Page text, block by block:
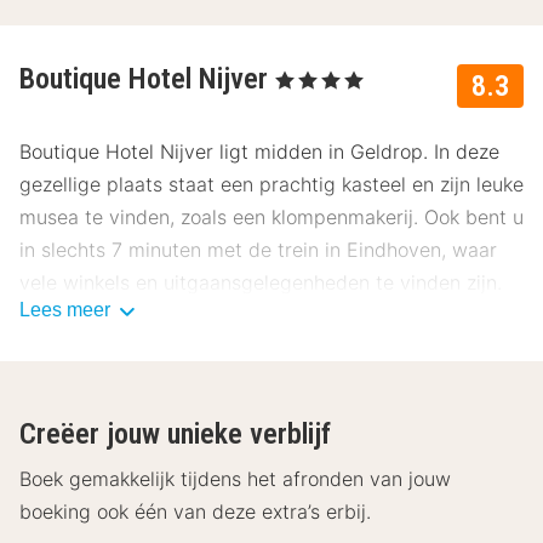
8.3
Boutique Hotel Nijver , 4 Sterren
Boutique Hotel Nijver ligt midden in Geldrop. In deze
gezellige plaats staat een prachtig kasteel en zijn leuke
musea te vinden, zoals een klompenmakerij. Ook bent u
in slechts 7 minuten met de trein in Eindhoven, waar
vele winkels en uitgaansgelegenheden te vinden zijn.
de menukaart uw ontbijt voor de volgende dag alvast
samenstellen. Of laat u luxe verwennen met een ontbijt
op bed. Ook voor de lunch en het diner kunt u culinair
genieten in het hotel-restaurant. Op 1 kilometer
Lees meer
Creëer jouw unieke verblijf
Boek gemakkelijk tijdens het afronden van jouw
boeking ook één van deze extra’s erbij.